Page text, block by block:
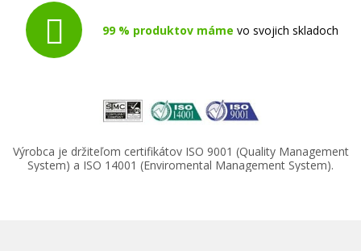
99 % produktov máme vo svojich skladoch
Výrobca je držiteľom certifikátov ISO 9001 (Quality Management
System) a ISO 14001 (Enviromental Management System).